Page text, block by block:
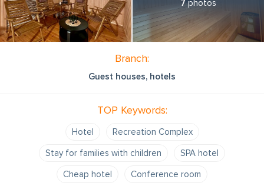
7photos
Branch:
Guest houses, hotels
TOP Keywords:
Hotel
Recreation Complex
Stay for families with children
SPA hotel
Cheap hotel
Conference room